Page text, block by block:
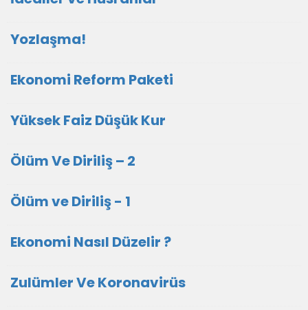
Yozlaşma!
Ekonomi Reform Paketi
Yüksek Faiz Düşük Kur
Ölüm Ve Diriliş – 2
Ölüm ve Diriliş - 1
Ekonomi Nasıl Düzelir ?
Zulümler Ve Koronavirüs